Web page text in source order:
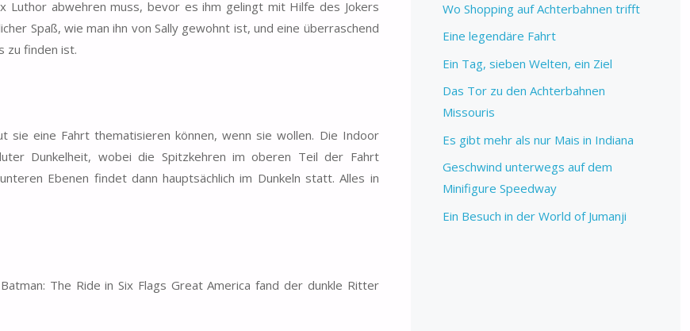
Luthor abwehren muss, bevor es ihm gelingt mit Hilfe des Jokers
Spaß, wie man ihn von Sally gewohnt ist, und eine überraschend
zu finden ist.
sie eine Fahrt thematisieren können, wenn sie wollen. Die Indoor
Dunkelheit, wobei die Spitzkehren im oberen Teil der Fahrt
Ebenen findet dann hauptsächlich im Dunkeln statt. Alles in
The Ride in Six Flags Great America fand der dunkle Ritter
Wo Shopping auf Achterbahnen trifft
Eine legendäre Fahrt
Ein Tag, sieben Welten, ein Ziel
Das Tor zu den Achterbahnen
Missouris
Es gibt mehr als nur Mais in Indiana
Geschwind unterwegs auf dem
Minifigure Speedway
Ein Besuch in der World of Jumanji